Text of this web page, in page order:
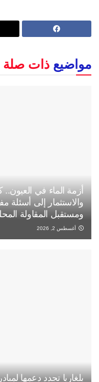
مواضيع ذات صلة
أزمة الماء في
والاستثمار إلى
ومستقبل المقاولة
أغسطس 2, 2026
بلغاريا تجدد دعمها